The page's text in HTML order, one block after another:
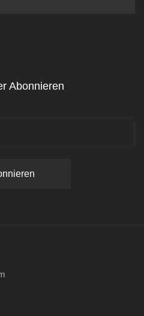
Abonnieren